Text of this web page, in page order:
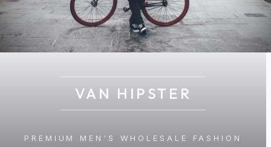
VAN HIPSTER
PREMIUM MEN'S WHOLESALE FASHION